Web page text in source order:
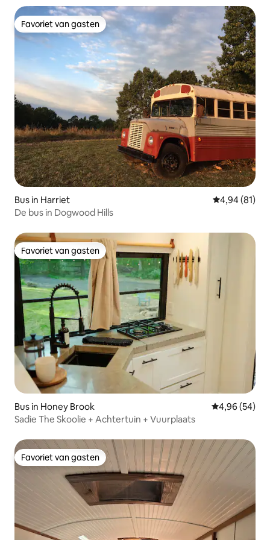
Favoriet van gasten
Favoriet van gasten
Bus in Harriet Gemiddelde
4,94 (81)
De bus in Dogwood Hills
Favoriet van gasten
Favoriet van gasten
Bus in Honey Brook Gemiddelde
4,96 (54)
Sadie The Skoolie + Achtertuin + Vuurplaats
Favoriet van gasten
Favoriet van gasten